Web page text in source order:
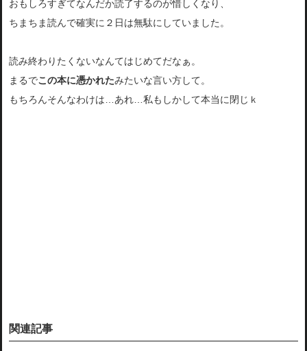
おもしろすぎてなんだか読了するのが惜しくなり、
ちまちま読んで確実に２日は無駄にしていました。
読み終わりたくないなんてはじめてだなぁ。
まるでこの本に憑かれたみたいな言い方して。
もちろんそんなわけは…あれ…私もしかして本当に閉じｋ
関連記事